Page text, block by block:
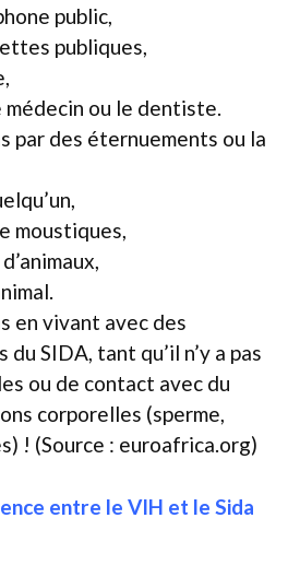
public,
publiques,
médecin ou le dentiste.
par des éternuements ou la
moustiques,
en vivant avec des
SIDA, tant qu’il n’y a pas
ou de contact avec du
corporelles (sperme,
! (Source : euroafrica.org)
entre le VIH et le Sida